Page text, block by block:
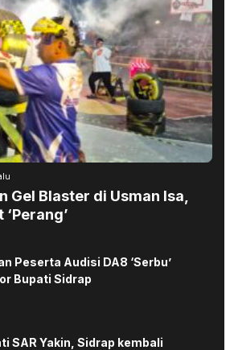
Gel Blaster di Usman Isa,
Peserta Audisi DA8 ‘Serbu’
Bupati Sidrap
SAR Yakin, Sidrap kembali